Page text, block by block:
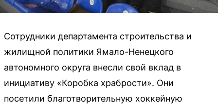
Сотрудники департамента строительства и
жилищной политики Ямало-Ненецкого
автономного округа внесли свой вклад в
инициативу «Коробка храбрости». Они
посетили благотворительную хоккейную